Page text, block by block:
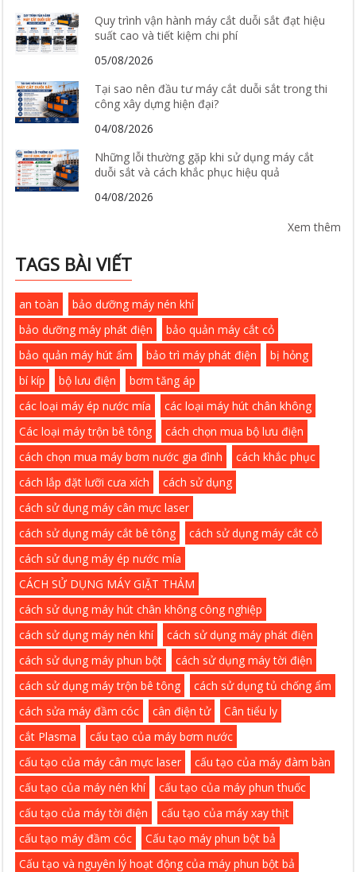
Quy trình vận hành máy cắt duỗi sắt đạt hiệu
suất cao và tiết kiệm chi phí
05/08/2026
Tại sao nên đầu tư máy cắt duỗi sắt trong thi
công xây dựng hiện đại?
04/08/2026
Những lỗi thường gặp khi sử dụng máy cắt
duỗi sắt và cách khắc phục hiệu quả
04/08/2026
Xem thêm
TAGS BÀI VIẾT
an toàn
bảo dưỡng máy nén khí
bảo dưỡng máy phát điện
bảo quản máy cắt cỏ
bảo quản máy hút ẩm
bảo trì máy phát điện
bị hỏng
bí kíp
bộ lưu điện
bơm tăng áp
các loại máy ép nước mía
các loại máy hút chân không
Các loại máy trộn bê tông
cách chọn mua bộ lưu điện
cách chọn mua máy bơm nước gia đình
cách khắc phục
cách lắp đặt lưỡi cưa xích
cách sử dụng
cách sử dụng máy cân mực laser
cách sử dụng máy cắt bê tông
cách sử dụng máy cắt cỏ
cách sử dụng máy ép nước mía
CÁCH SỬ DỤNG MÁY GIẶT THẢM
cách sử dụng máy hút chân không công nghiệp
cách sử dụng máy nén khí
cách sử dụng máy phát điện
cách sử dụng máy phun bột
cách sử dụng máy tời điện
cách sử dụng máy trộn bê tông
cách sử dụng tủ chống ẩm
cách sửa máy đầm cóc
cân điện tử
Cân tiểu ly
cắt Plasma
cấu tạo của máy bơm nước
cấu tạo của máy cân mực laser
cấu tạo của máy đàm bàn
cấu tạo của máy nén khí
cấu tạo của máy phun thuốc
cấu tạo của máy tời điện
cấu tạo của máy xay thịt
cấu tạo máy đầm cóc
Cấu tạo máy phun bột bả
Cấu tạo và nguyên lý hoạt động của máy phun bột bả